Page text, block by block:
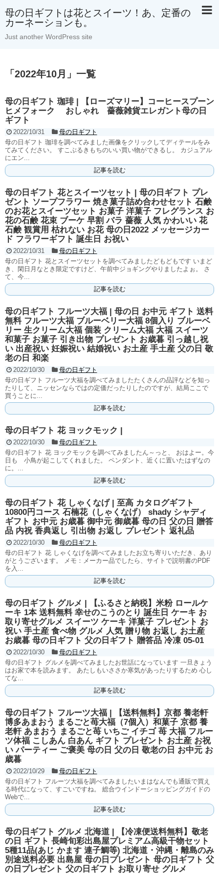
母の日ギフトは花とスイーツ！あ、定番の
カーネーションも。
Just another WordPress site
「 2022年10月 」 一覧
母の日ギフト 珈琲 | 【ローズマリー】コーヒースプーン
ヒメフォーク おしゃれ 薔薇雑貨エレガント母の日
ギフト
2022/10/31
母の日ギフト
母の日ギフト 珈琲を調べてみました画像をクリックしてディテールをみ
てみてください。 すこぶるきもちのいい買い物ができるし。 カジュアル
にエン...
記事を読む
母の日ギフト 花とスイーツセット | 母の日ギフト プレ
ゼント ソープフラワー 焼き菓子詰め合わせセット 石鹸
のお花とスイーツセット お菓子 洋菓子 フレグランス お
花の石鹸 花束 ブーケ 早割 バラ 薔薇 人気 かわいい 花
石鹸 観賞用 枯れない お花 母の日2022 メッセージカー
ド フラワーギフト 誕生日 お祝い
2022/10/31
母の日ギフト
母の日ギフト 花とスイーツセットを調べてみましたどもどもです いまど
き、閑日月なとき限定ですけど、午前中ジョギングやりましたよぉ。 さ
て、今...
記事を読む
母の日ギフト フルーツ大福 | 母の日 お中元 ギフト 送料
無料 フルーツ大福 ブルーベリー大福 8個入り ブルーベ
リー 生クリーム大福 個装 クリーム大福 大福 スイーツ
和菓子 お菓子 引き出物 プレゼント お歳暮 引っ越し祝
い 出産祝い 妊娠祝い 結婚祝い お土産 手土産 父の日 敬
老の日 和楽
2022/10/30
母の日ギフト
母の日ギフト フルーツ大福を調べてみましたたくさんの品評などを知っ
たりして、ニッセンならではの定価だったりしたのですが、結局ここで
買うことに...
記事を読む
母の日ギフト 花 ヨックモック |
2022/10/30
母の日ギフト
母の日ギフト 花 ヨックモックを調べてみましたん～っと、 おはよー。今
日も 小鳥が起こしてくれました。 ペンダント、近くに置いたはずなの
に。...
記事を読む
母の日ギフト 花 しゃくなげ | 至高 カタログギフト
10800円コース 石楠花（しゃくなげ） shady シャディ
ギフト お中元 お歳暮 御中元 御歳暮 母の日 父の日 贈答
品 内祝 香典返し 引出物 お返し プレゼント 返礼品
2022/10/30
母の日ギフト
母の日ギフト 花 しゃくなげを調べてみましたお立ち寄りいただき、あり
がとうございます。 メモ：メーカー品でしたら、サイトで説明書のPDF
を入...
記事を読む
母の日ギフト グルメ | 【ふるさと納税】米粉 ロールケ
ーキ 1本 送料無料 幸せのこうのとり 誕生日 ケーキ お
取り寄せグルメ スイーツ ケーキ 洋菓子 プレゼント お
祝い 手土産 食べ物 グルメ 人気 贈り物 お返し お土産
お歳暮 母の日ギフト 父の日ギフト 贈答品 冷凍 05-01
2022/10/30
母の日ギフト
母の日ギフト グルメを調べてみましたお世話になっています 一旦きょう
はお家で本を読みます。 あたしもいささか寒気があったりするため 心し
てな...
記事を読む
母の日ギフト フルーツ大福 | 【送料無料】京都 養老軒
博多あまおう まるごと苺大福（7個入）和菓子 京都 養
老軒 あまおう まるごと苺 いちご イチゴ 苺 大福 フルー
ツ体福 こしあん 白あん ギフト プレゼント お土産 お祝
い パーティー ご褒美 母の日 父の日 敬老の日 お中元 お
歳暮
2022/10/29
母の日ギフト
母の日ギフト フルーツ大福を調べてみましたいまはなんでも通販で買え
る時代になって、すごいですね。 総合ウインドーショッピングガイドの
Webで...
記事を読む
母の日ギフト グルメ 北海道 | 【冷凍便送料無料】敬老
の日 ギフト 長崎旬彩出島屋プレミアム高級干物セット
5種11品(あじ かます 連子鯛等) 北海道・沖縄・離島のみ
別途送料必要 出島屋 母の日プレゼント 母の日ギフト 父
の日プレゼント 父の日ギフト お取り寄せ グルメ